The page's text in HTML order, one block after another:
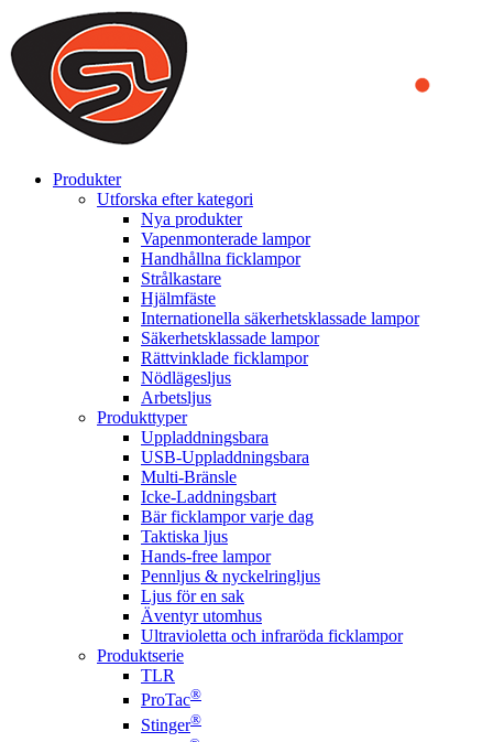
We use cookies to ensure that we provide you the best experience
on our website. By continuing to browse this website, you accept
that cookies are used to help us analyze how the website is used and
to offer you a better experience. To learn more or to find out how
you can disable cookies, you can access our
Produkter
Utforska efter kategori
Nya produkter
Vapenmonterade lampor
Handhållna ficklampor
Strålkastare
Hjälmfäste
Internationella säkerhetsklassade lampor
Säkerhetsklassade lampor
Rättvinklade ficklampor
Nödlägesljus
Arbetsljus
Produkttyper
Uppladdningsbara
USB-Uppladdningsbara
Multi-Bränsle
Icke-Laddningsbart
Bär ficklampor varje dag
Taktiska ljus
Hands-free lampor
Pennljus & nyckelringljus
Ljus för en sak
Äventyr utomhus
Ultravioletta och infraröda ficklampor
Produktserie
TLR
ProTac®
Stinger®